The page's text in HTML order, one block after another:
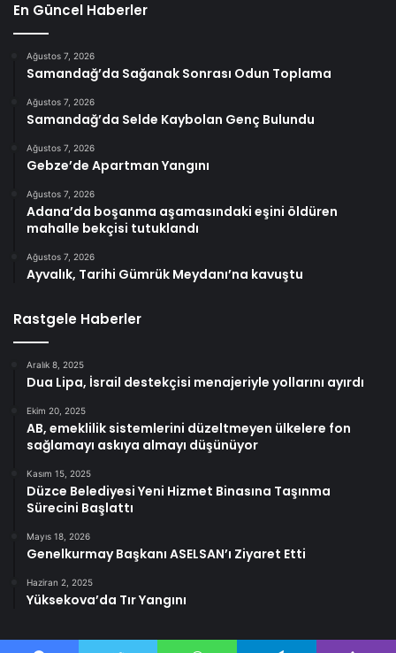
En Güncel Haberler
Ağustos 7, 2026
Samandağ’da Sağanak Sonrası Odun Toplama
Ağustos 7, 2026
Samandağ’da Selde Kaybolan Genç Bulundu
Ağustos 7, 2026
Gebze’de Apartman Yangını
Ağustos 7, 2026
Adana’da boşanma aşamasındaki eşini öldüren
mahalle bekçisi tutuklandı
Ağustos 7, 2026
Ayvalık, Tarihi Gümrük Meydanı’na kavuştu
Rastgele Haberler
Aralık 8, 2025
Dua Lipa, İsrail destekçisi menajeriyle yollarını ayırdı
Ekim 20, 2025
AB, emeklilik sistemlerini düzeltmeyen ülkelere fon
sağlamayı askıya almayı düşünüyor
Kasım 15, 2025
Düzce Belediyesi Yeni Hizmet Binasına Taşınma
Sürecini Başlattı
Mayıs 18, 2026
Genelkurmay Başkanı ASELSAN’ı Ziyaret Etti
Haziran 2, 2025
Yüksekova’da Tır Yangını